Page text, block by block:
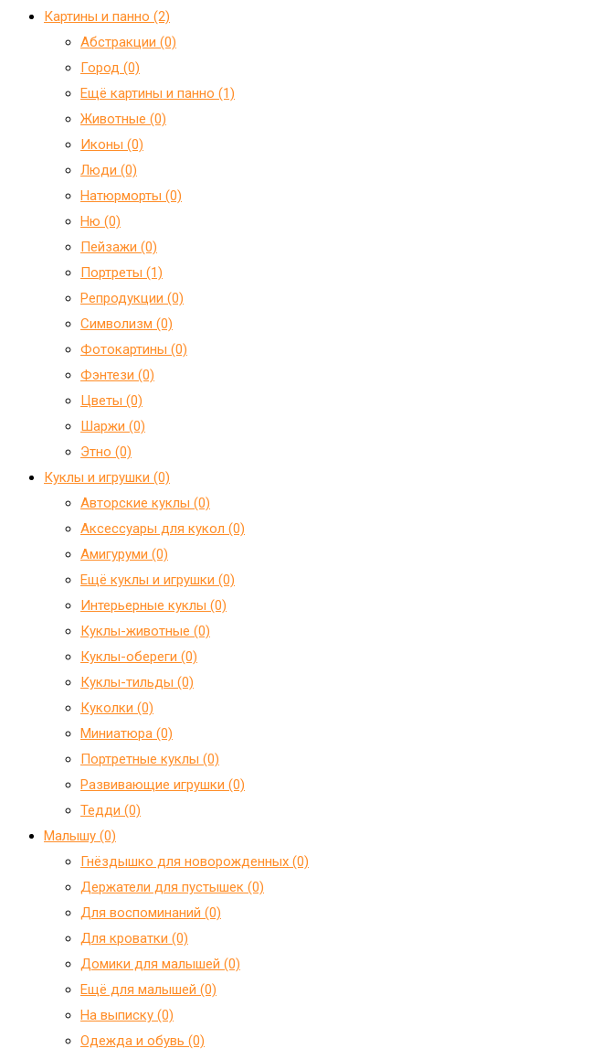
Картины и панно (2)
Абстракции (0)
Город (0)
Ещё картины и панно (1)
Животные (0)
Иконы (0)
Люди (0)
Натюрморты (0)
Ню (0)
Пейзажи (0)
Портреты (1)
Репродукции (0)
Символизм (0)
Фотокартины (0)
Фэнтези (0)
Цветы (0)
Шаржи (0)
Этно (0)
Куклы и игрушки (0)
Авторские куклы (0)
Аксессуары для кукол (0)
Амигуруми (0)
Ещё куклы и игрушки (0)
Интерьерные куклы (0)
Куклы-животные (0)
Куклы-обереги (0)
Куклы-тильды (0)
Куколки (0)
Миниатюра (0)
Портретные куклы (0)
Развивающие игрушки (0)
Тедди (0)
Малышу (0)
Гнёздышко для новорожденных (0)
Держатели для пустышек (0)
Для воспоминаний (0)
Для кроватки (0)
Домики для малышей (0)
Ещё для малышей (0)
На выписку (0)
Одежда и обувь (0)